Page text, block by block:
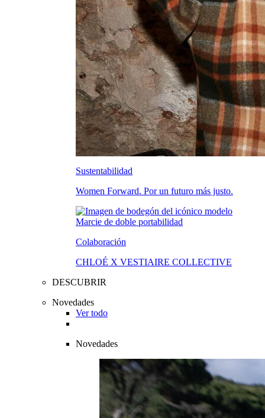
Sustentabilidad
Women Forward. Por un futuro más justo.
Colaboración
CHLOÉ X VESTIAIRE COLLECTIVE
DESCUBRIR
Novedades
Ver todo
Novedades